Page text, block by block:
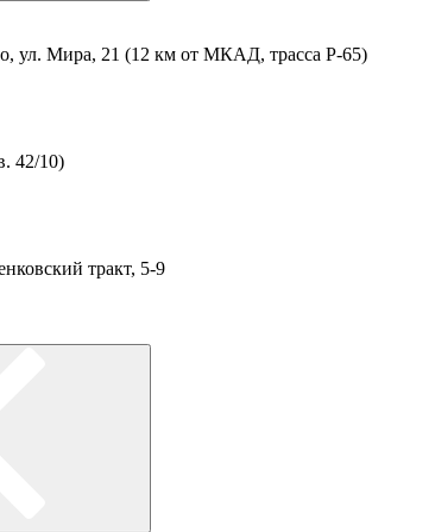
ул. Мира, 21 (12 км от МКАД, трасса P-65)
42/10)
тракт, 5-9